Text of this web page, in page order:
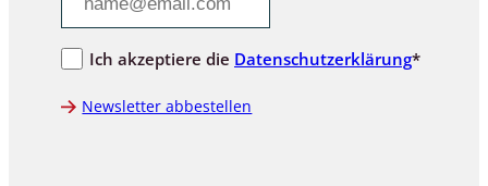
Ich akzeptiere die Datenschutzerklärung*
Newsletter abbestellen